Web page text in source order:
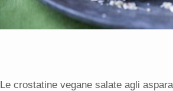
Le crostatine vegane salate agli